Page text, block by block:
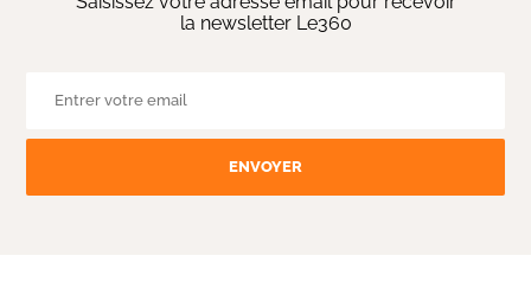
la newsletter Le360
ENVOYER